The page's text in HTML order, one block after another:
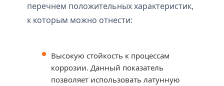
перечнем положительных характеристик,
к которым можно отнести:
Высокую стойкость к процессам
коррозии. Данный показатель
позволяет использовать латунную